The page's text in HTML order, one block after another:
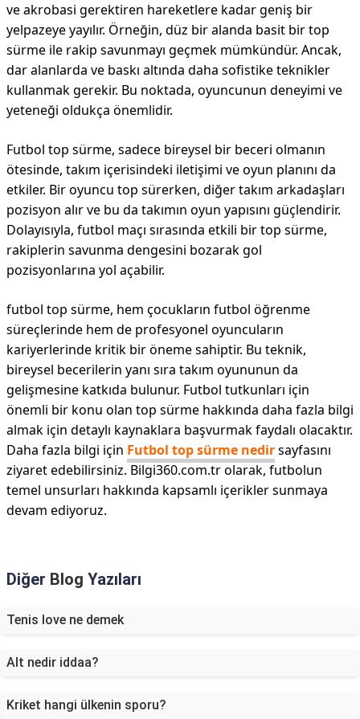
ve akrobasi gerektiren hareketlere kadar geniş bir
yelpazeye yayılır. Örneğin, düz bir alanda basit bir top
sürme ile rakip savunmayı geçmek mümkündür. Ancak,
dar alanlarda ve baskı altında daha sofistike teknikler
kullanmak gerekir. Bu noktada, oyuncunun deneyimi ve
yeteneği oldukça önemlidir.
Futbol top sürme, sadece bireysel bir beceri olmanın
ötesinde, takım içerisindeki iletişimi ve oyun planını da
etkiler. Bir oyuncu top sürerken, diğer takım arkadaşları
pozisyon alır ve bu da takımın oyun yapısını güçlendirir.
Dolayısıyla, futbol maçı sırasında etkili bir top sürme,
rakiplerin savunma dengesini bozarak gol
pozisyonlarına yol açabilir.
futbol top sürme, hem çocukların futbol öğrenme
süreçlerinde hem de profesyonel oyuncuların
kariyerlerinde kritik bir öneme sahiptir. Bu teknik,
bireysel becerilerin yanı sıra takım oyununun da
gelişmesine katkıda bulunur. Futbol tutkunları için
önemli bir konu olan top sürme hakkında daha fazla bilgi
almak için detaylı kaynaklara başvurmak faydalı olacaktır.
Daha fazla bilgi için Futbol top sürme nedirsayfasını
ziyaret edebilirsiniz. Bilgi360.com.tr olarak, futbolun
temel unsurları hakkında kapsamlı içerikler sunmaya
devam ediyoruz.
Diğer Blog Yazıları
Tenis love ne demek
Alt nedir iddaa?
Kriket hangi ülkenin sporu?